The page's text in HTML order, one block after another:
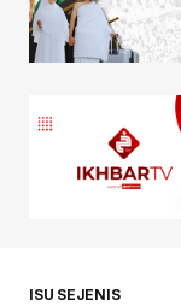
ISU SEJENIS